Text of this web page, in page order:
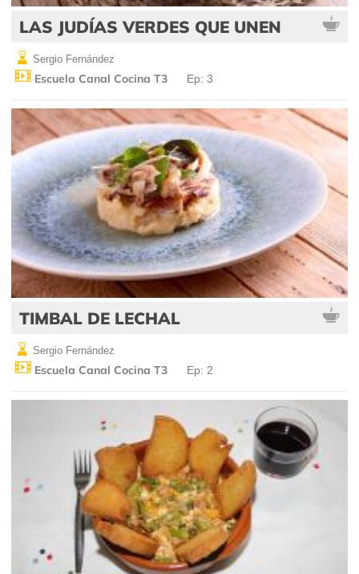
LAS JUDÍAS VERDES QUE UNEN
Sergio Fernández
Escuela Canal Cocina T3 Ep: 3
TIMBAL DE LECHAL
Sergio Fernández
Escuela Canal Cocina T3 Ep: 2